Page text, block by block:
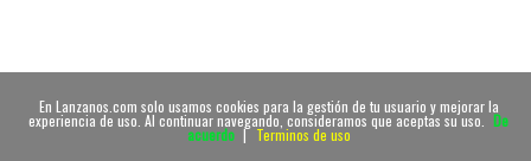
En Lanzanos.com solo usamos cookies para la gestión de tu usuario y mejorar la
experiencia de uso. Al continuar navegando, consideramos que aceptas su uso. De
acuerdo | Terminos de uso